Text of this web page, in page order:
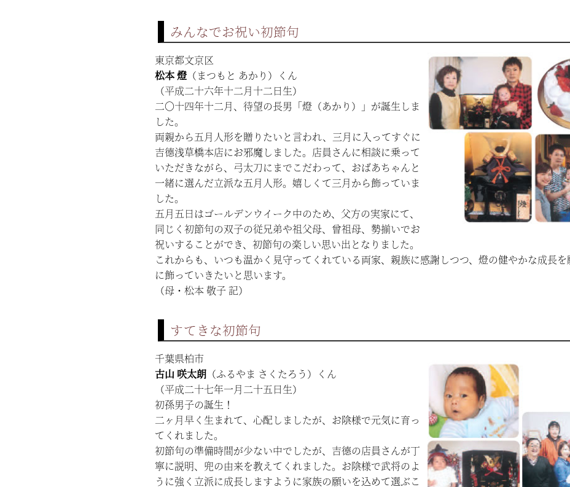
みんなでお祝い初節句
東京都文京区
松本 燈 （まつもと あかり）くん
（平成二十六年十二月十二日生）
二〇十四年十二月、待望の長男「燈（あかり）」が誕生しま
した。
両親から五月人形を贈りたいと言われ、三月に入ってすぐに
吉德浅草橋本店にお邪魔しました。店員さんに相談に乗って
いただきながら、弓太刀にまでこだわって、おばあちゃんと
一緒に選んだ立派な五月人形。嬉しくて三月から飾っていま
した。
五月五日はゴールデンウイーク中のため、父方の実家にて、
同じく初節句の双子の従兄弟や祖父母、曾祖母、勢揃いでお
祝いすることができ、初節句の楽しい思い出となりました。
これからも、いつも温かく見守ってくれている両家、親族に感謝しつつ、燈の健やかな成長
に飾っていきたいと思います。
（母・松本 敬子 記）
すてきな初節句
千葉県柏市
古山 咲太朗 （ふるやま さくたろう）くん
（平成二十七年一月二十五日生）
初孫男子の誕生！
二ヶ月早く生まれて、心配しましたが、お陰様で元気に育っ
てくれました。
初節句の準備時間が少ない中でしたが、吉德の店員さんが丁
寧に説明、兜の由来を教えてくれました。お陰様で武将のよ
うに強く立派に成長しますように家族の願いを込めて選ぶこ